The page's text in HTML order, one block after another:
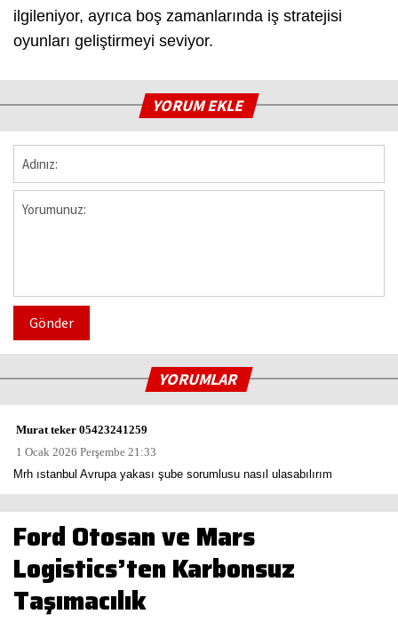
ilgileniyor, ayrıca boş zamanlarında iş stratejisi
oyunları geliştirmeyi seviyor.
YORUM EKLE
Gönder
YORUMLAR
Murat teker 05423241259
1 Ocak 2026 Perşembe 21:33
Mrh ıstanbul Avrupa yakası şube sorumlusu nasıl ulasabılırım
Ford Otosan ve Mars
Logistics’ten Karbonsuz
Taşımacılık